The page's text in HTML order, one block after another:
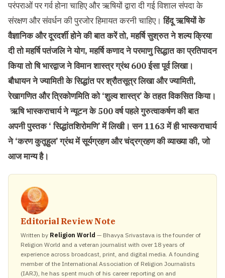
परंपराओं पर गर्व होना चाहिए और ऋषियों द्वारा दी गई विशाल संपदा के
संरक्षण और संवर्धन की पुरजोर हिमायत करनी चाहिए। हिंदू ऋषियों के
वैज्ञानिक और दूरदर्शी होने की बात करें तो, महर्षि सुश्रुत ने शल्य क्रिया
दी तो महर्षि पतंजलि ने योग, महर्षि कणाद ने परमाणु सिद्धात का प्रतिपादन
किया तो षि भारद्वाज ने विमान शास्त्र ग्रंथ 600 ईसा पूर्व लिखा।
बौधायन ने ज्यामिती के सिद्धांत पर श्रौतसूत्र लिखा और ज्यामिती,
रेखागणित और त्रिकोणमिति को ‘शुल्व शास्त्र’ के तहत विकसित किया।
ऋषि भास्कराचार्य ने न्यूटन के 500 वर्ष पहले गुरुत्वाकर्षण की बात
अपनी पुस्तक ‘ सिद्धांतशिरोमणि’ में लिखी। सन 1163 में ही भास्कराचार्य
ने ‘करण कुतूहुल’ ग्रंथ में सूर्यग्रहण और चंद्रग्रहण की व्याख्या की, जो
आज मान्य है।
Editorial Review Note
Written by Religion World — Bhavya Srivastava is the founder of
Religion World and a veteran journalist with over 18 years of
experience across broadcast, print, and digital media. A founding
member of the International Association of Religion Journalists
(IARJ), he has spent much of his career reporting on and